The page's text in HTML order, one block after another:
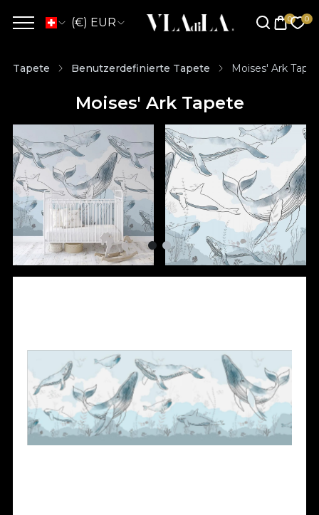
(€) EUR
Tapete Benutzerdefinierte Tapete Moises' Ark
Moises' Ark Tapete